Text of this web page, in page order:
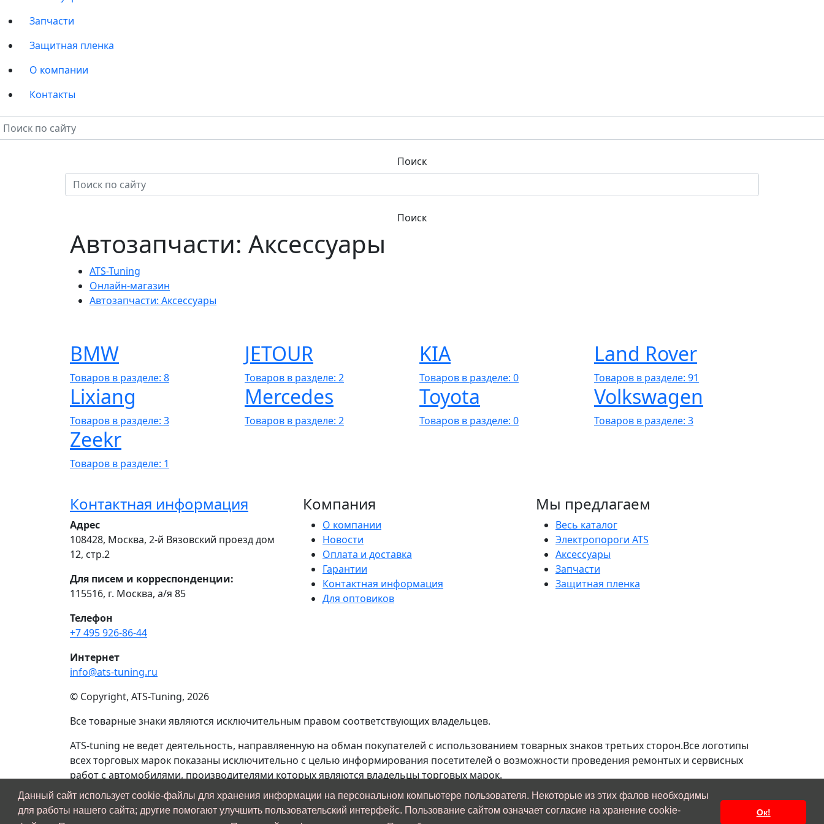
Данный сайт использует cookie-файлы для хранения информации на персональном компьютере пользователя. Некоторые из этих фалов необходимы
для работы нашего сайта; другие помогают улучшить пользовательский интерфейс. Пользование сайтом означает согласие на хранение cookie-
Ок!
Запчасти
Защитная пленка
О компании
Контакты
Автозапчасти: Аксессуары
ATS-Tuning
Онлайн-магазин
Автозапчасти: Аксессуары
BMW
Товаров в разделе: 8
JETOUR
Товаров в разделе: 2
KIA
Товаров в разделе: 0
Land Rover
Товаров в разделе: 91
Lixiang
Товаров в разделе: 3
Mercedes
Товаров в разделе: 2
Toyota
Товаров в разделе: 0
Volkswagen
Товаров в разделе: 3
Zeekr
Товаров в разделе: 1
Контактная информация
Адрес
108428, Москва, 2-й Вязовский проезд дом
12, стр.2
Для писем и корреспонденции:
115516, г. Москва, а/я 85
Телефон
+7 495 926-86-44
Интернет
info@ats-tuning.ru
Компания
О компании
Новости
Оплата и доставка
Гарантии
Контактная информация
Для оптовиков
Мы предлагаем
Весь каталог
Электропороги ATS
Аксессуары
Запчасти
Защитная пленка
© Copyright, ATS-Tuning, 2026
Все товарные знаки являются исключительным правом соответствующих владельцев.
ATS-tuning не ведет деятельность, направляенную на обман покупателей с использованием товарных знаков третьих сторон.Все логотипы
всех торговых марок показаны исключительно с целью информирования посетителей о возможности проведения ремонтых и сервисных
работ с автомобилями, производителями которых являются владельцы торговых марок.
Если вы являетесь представителем правообладателя какой-либо торговой марки, и вас не устраивает наличие изображения логотипа
указанной торговой марки на нашем сайте, просьба обратиться по адерсу info@ats-tuning.ru для урегулирования спорной ситуации.